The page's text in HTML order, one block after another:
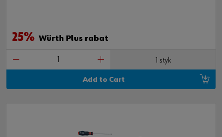
25% Würth Plus rabat
1 styk
Add to Cart